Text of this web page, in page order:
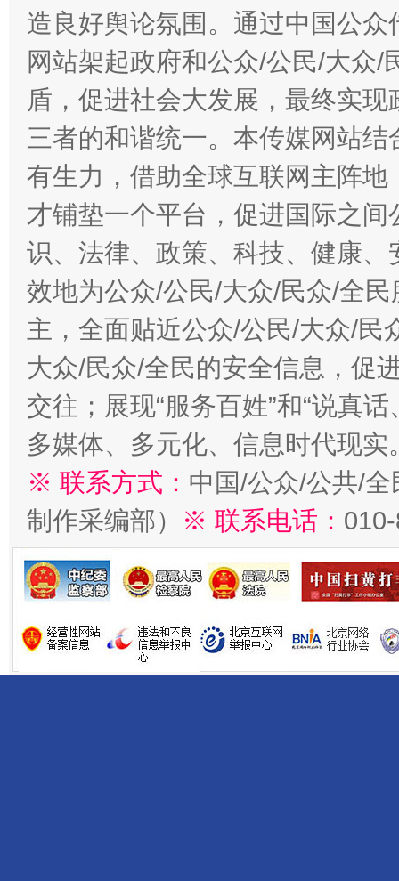
造良好舆论氛围。通过中国公
网站架起政府和公众/公民/大众
盾，促进社会大发展，最终实
三者的和谐统一。本传媒网站
有生力，借助全球互联网主阵
才铺垫一个平台，促进国际之
识、法律、政策、科技、健康
效地为公众/公民/大众/民众/全
主，全面贴近公众/公民/大众/民
大众/民众/全民的安全信息，促
交往；展现“服务百姓”和“说真
多媒体、多元化、信息时代现实
※ 联系方式： 中国/公众/公共/
制作采编部）
※ 联系电话：